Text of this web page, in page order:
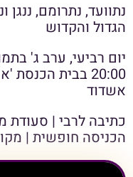
נתוועד, נתרומם,
הגדול והקדוש
אשדוד
כתיבה לרבי | סעודת
הכניסה חופשית |